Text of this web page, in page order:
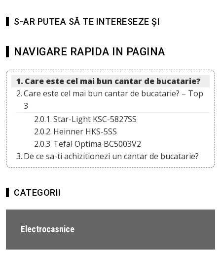
S-AR PUTEA SĂ TE INTERESEZE ȘI
NAVIGARE RAPIDA IN PAGINA
Care este cel mai bun cantar de bucatarie?
Care este cel mai bun cantar de bucatarie? – Top
3
Star-Light KSC-5827SS
Heinner HKS-5SS
Tefal Optima BC5003V2
De ce sa-ti achizitionezi un cantar de bucatarie?
CATEGORII
Electrocasnice